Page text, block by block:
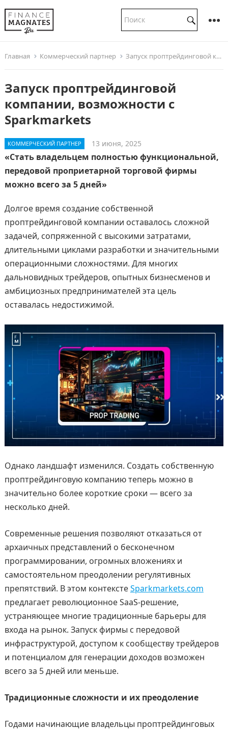
Главная Коммерческий партнер Запуск проптрейдинговой компании, возможности с Sparkmarkets
Запуск проптрейдинговой
компании, возможности с
Sparkmarkets
КОММЕРЧЕСКИЙ ПАРТНЕР 13 июня, 2025
«Стать владельцем полностью функциональной,
передовой проприетарной торговой фирмы
можно всего за 5 дней»
Долгое время создание собственной
проптрейдинговой компании оставалось сложной
задачей, сопряженной с высокими затратами,
длительными циклами разработки и значительными
операционными сложностями. Для многих
дальновидных трейдеров, опытных бизнесменов и
амбициозных предпринимателей эта цель
оставалась недостижимой.
Однако ландшафт изменился. Создать собственную
проптрейдинговую компанию теперь можно в
значительно более короткие сроки — всего за
несколько дней.
Современные решения позволяют отказаться от
архаичных представлений о бесконечном
программировании, огромных вложениях и
самостоятельном преодолении регулятивных
препятствий. В этом контекстеSparkmarkets.com
предлагает революционное SaaS-решение,
устраняющее многие традиционные барьеры для
входа на рынок. Запуск фирмы с передовой
инфраструктурой, доступом к сообществу трейдеров
и потенциалом для генерации доходов возможен
всего за 5 дней или меньше.
Традиционные сложности и их преодоление
Годами начинающие владельцы проптрейдинговых